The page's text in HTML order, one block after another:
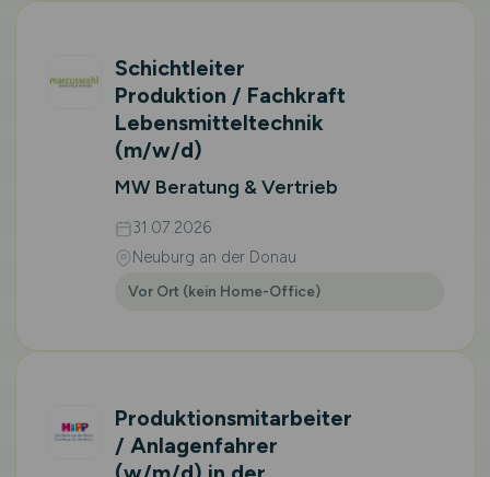
Schichtleiter
Produktion / Fachkraft
Lebensmitteltechnik
(m/w/d)
MW Beratung & Vertrieb
31.07.2026
Neuburg an der Donau
Vor Ort (kein Home-Office)
Produktionsmitarbeiter
/ Anlagenfahrer